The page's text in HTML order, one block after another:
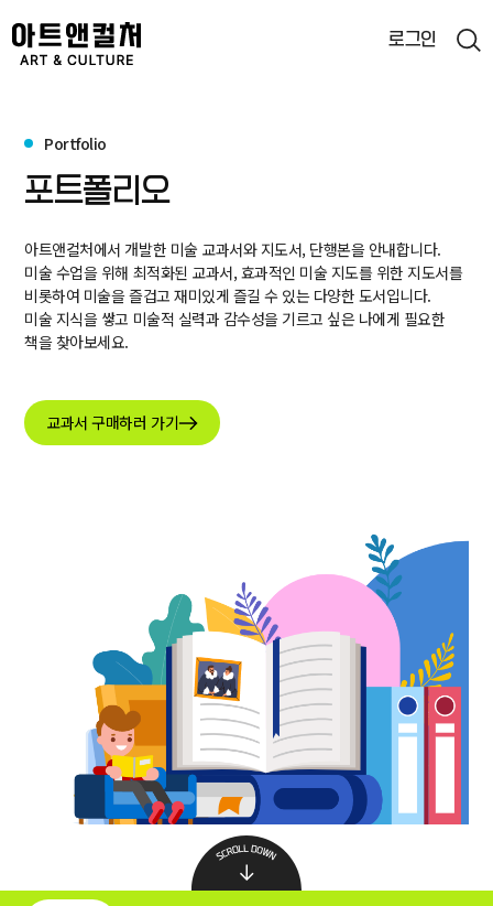
로그인
Portfolio
포트폴리오
아트앤컬처에서 개발한 미술 교과서와 지도서, 단행본을 안내합니다.
미술 수업을 위해 최적화된 교과서, 효과적인 미술 지도를 위한 지도서를
비롯하여 미술을 즐겁고 재미있게 즐길 수 있는 다양한 도서입니다.
미술 지식을 쌓고 미술적 실력과 감수성을 기르고 싶은 나에게 필요한
책을 찾아보세요.
교과서 구매하러 가기